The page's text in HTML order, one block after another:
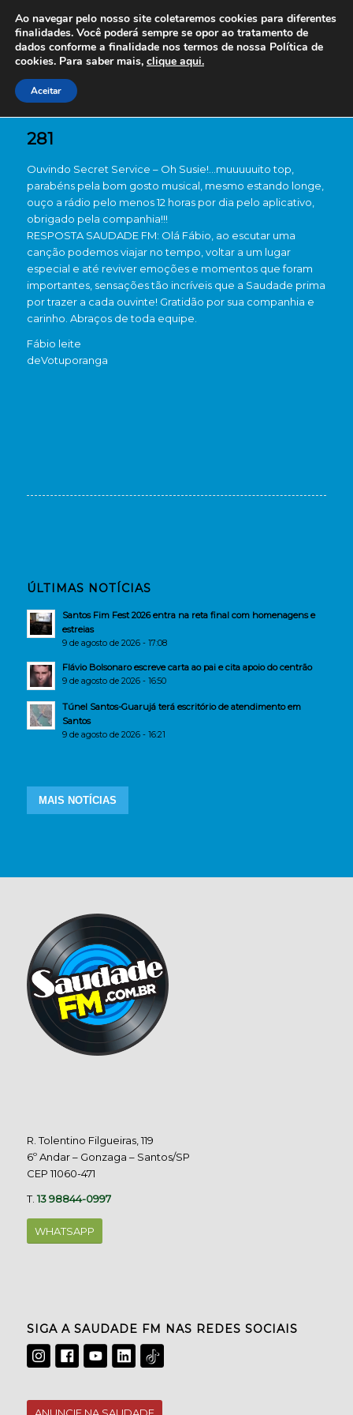
281
Ouvindo Secret Service – Oh Susie!…muuuuuito top,
parabéns pela bom gosto musical, mesmo estando longe,
ouço a rádio pelo menos 12 horas por dia pelo aplicativo,
obrigado pela companhia!!!
RESPOSTA SAUDADE FM: Olá Fábio, ao escutar uma
canção podemos viajar no tempo, voltar a um lugar
especial e até reviver emoções e momentos que foram
importantes, sensações tão incríveis que a Saudade prima
por trazer a cada ouvinte! Gratidão por sua companhia e
carinho. Abraços de toda equipe.
Fábio leite
deVotuporanga
ÚLTIMAS NOTÍCIAS
Santos Fim Fest 2026 entra na reta final com homenagens e
estreias
9 de agosto de 2026 - 17:08
Flávio Bolsonaro escreve carta ao pai e cita apoio do centrão
9 de agosto de 2026 - 16:50
Túnel Santos-Guarujá terá escritório de atendimento em
Santos
9 de agosto de 2026 - 16:21
MAIS NOTÍCIAS
R. Tolentino Filgueiras, 119
6º Andar – Gonzaga – Santos/SP
CEP 11060-471
T.13 98844-0997
WHATSAPP
SIGA A SAUDADE FM NAS REDES SOCIAIS
Ao navegar pelo nosso site coletaremos cookies para diferentes
finalidades. Você poderá sempre se opor ao tratamento de
dados conforme a finalidade nos termos de nossa Política de
cookies. Para saber mais, clique aqui.
Aceitar